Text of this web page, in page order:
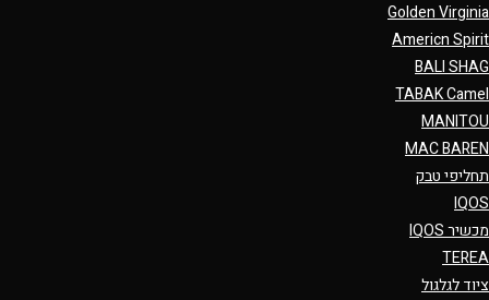
Golden Virginia
Americn Spirit
BALI SHAG
TABAK Camel
MANITOU
MAC BAREN
תחליפי טבק
IQOS
מכשיר IQOS
TEREA
ציוד לגלגול